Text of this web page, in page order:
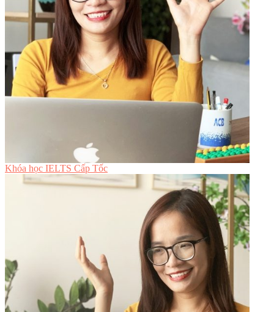
Khóa học IELTS Cấp Tốc